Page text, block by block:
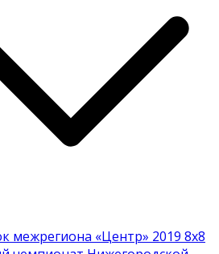
межрегиона «Центр» 2019 8х8